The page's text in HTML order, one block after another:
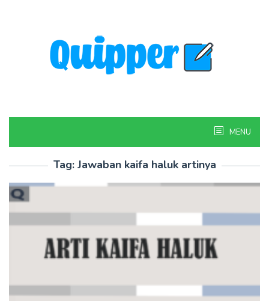
MENU
Tag: Jawaban kaifa haluk artinya